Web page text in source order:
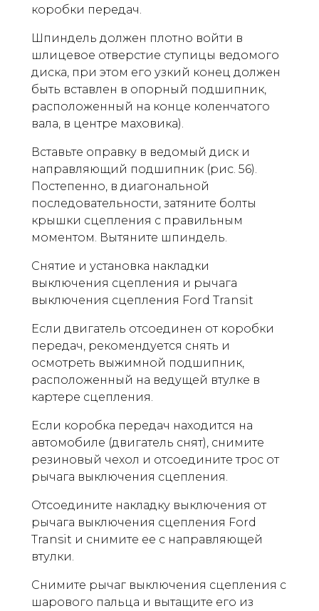
коробки передач.
Шпиндель должен плотно войти в
шлицевое отверстие ступицы ведомого
диска, при этом его узкий конец должен
быть вставлен в опорный подшипник,
расположенный на конце коленчатого
вала, в центре маховика).
Вставьте оправку в ведомый диск и
направляющий подшипник (рис. 56).
Постепенно, в диагональной
последовательности, затяните болты
крышки сцепления с правильным
моментом. Вытяните шпиндель.
Снятие и установка накладки
выключения сцепления и рычага
выключения сцепления Ford Transit
Если двигатель отсоединен от коробки
передач, рекомендуется снять и
осмотреть выжимной подшипник,
расположенный на ведущей втулке в
картере сцепления.
Если коробка передач находится на
автомобиле (двигатель снят), снимите
резиновый чехол и отсоедините трос от
рычага выключения сцепления.
Отсоедините накладку выключения от
рычага выключения сцепления Ford
Transit и снимите ее с направляющей
втулки.
Снимите рычаг выключения сцепления с
шарового пальца и вытащите его из